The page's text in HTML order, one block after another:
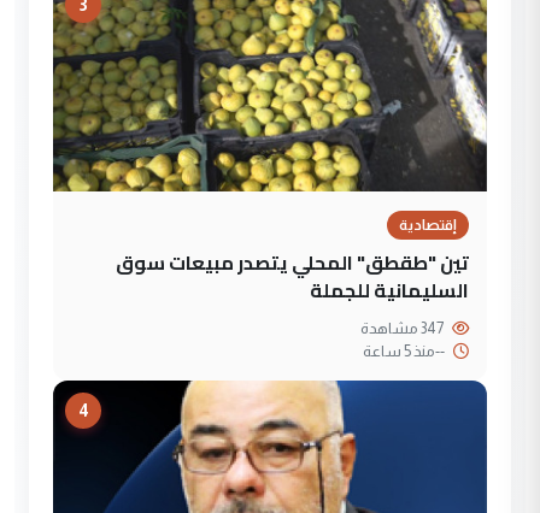
3
إقتصادية
تين "طقطق" المحلي يتصدر مبيعات سوق
السليمانية للجملة
--منذ 5 ساعة
4